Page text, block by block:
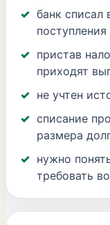
банк списал
пристав
приходят
не учтен
списание
размера
нужно
требовать